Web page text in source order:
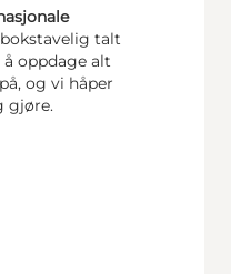
talt
oppdage alt
og vi håper
gjøre.